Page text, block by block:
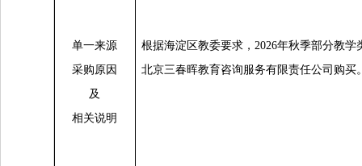
单一来源
采购原因
及
相关说明
根据海淀区教委要求，2026年秋季部分教
北京三春晖教育咨询服务有限责任公司 购买